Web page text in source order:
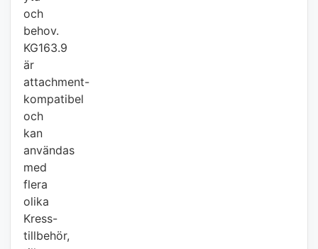
och
behov.
KG163.9
är
attachment-
kompatibel
och
kan
användas
med
flera
olika
Kress-
tillbehör,